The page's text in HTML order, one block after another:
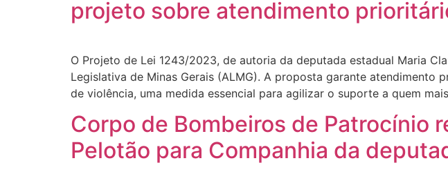
projeto sobre atendimento
O Projeto de Lei 1243/2023, de autoria da deputada estadual Maria
Legislativa de Minas Gerais (ALMG). A proposta garante
de violência, uma medida essencial para agilizar o suporte a quem
Corpo de Bombeiros de Patrocínio
Pelotão para Companhia da